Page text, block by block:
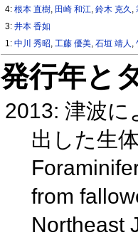
4:根本 直樹, 田崎 和江,鈴木 克久 ,
3:井本 香如
1:中川 秀昭,工藤 優美,石垣 靖人 ,
発行年と
2013: 津波に
出した生
from
Northeast